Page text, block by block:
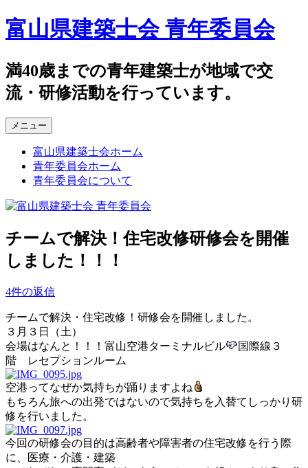
コ
ン
ン
ツ
へ
キ
ッ
富山県建築士会 青年委員会
満40歳までの青年建築士が地域で交
流・研修活動を行っています。
メニュー
富山県建築士会ホーム
青年委員会ホーム
青年委員会について
チームで解決！住宅改修研修会を開催
しました！！！
4件の返信
チームで解決・住宅改修！研修会を開催しました。
３月３日（土）
会場はなんと！！！富山空港ターミナルビル
国際線３
階 レセプションルーム
空港ってなぜか気持ちが踊りますよね
もちろん旅への出発ではないので気持ちを入替てしっかり研
修を行いました。
今回の研修会の目的は高齢者や障害者の住宅改修を行う際
に、医療・介護・建築